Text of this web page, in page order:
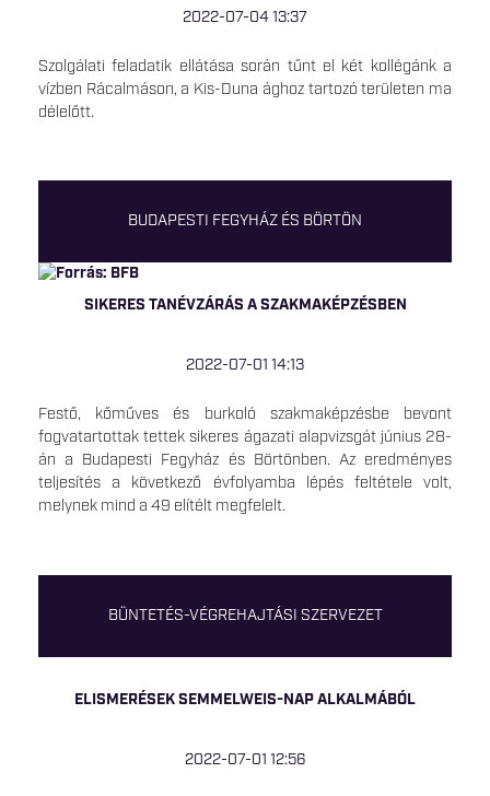
2022-07-04 13:37
Szolgálati feladatik ellátása során tűnt el két kollégánk a
vízben Rácalmáson, a Kis-Duna ághoz tartozó területen ma
délelőtt.
BUDAPESTI FEGYHÁZ ÉS BÖRTÖN
SIKERES TANÉVZÁRÁS A SZAKMAKÉPZÉSBEN
2022-07-01 14:13
Festő, kőműves és burkoló szakmaképzésbe bevont
fogvatartottak tettek sikeres ágazati alapvizsgát június 28-
án a Budapesti Fegyház és Börtönben. Az eredményes
teljesítés a következő évfolyamba lépés feltétele volt,
melynek mind a 49 elítélt megfelelt.
BÜNTETÉS-VÉGREHAJTÁSI SZERVEZET
ELISMERÉSEK SEMMELWEIS-NAP ALKALMÁBÓL
2022-07-01 12:56